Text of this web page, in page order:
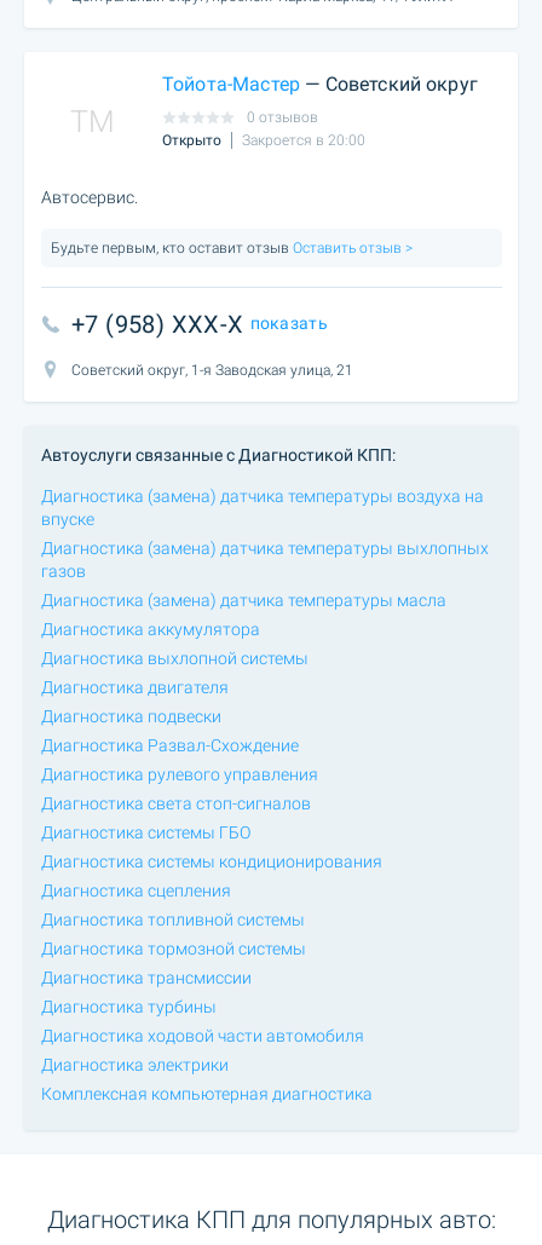
TM
Тойота-Мастер — Советский округ
0 отзывов
Открыто
Закроется в 20:00
Автосервис.
Будьте первым, кто оставит отзыв Оставить отзыв >
+7 (958) XXX-X показать
Советский округ, 1-я Заводская улица, 21
Автоуслуги связанные с Диагностикой КПП:
Диагностика (замена) датчика температуры воздуха на
впуске
Диагностика (замена) датчика температуры выхлопных
газов
Диагностика (замена) датчика температуры масла
Диагностика аккумулятора
Диагностика выхлопной системы
Диагностика двигателя
Диагностика подвески
Диагностика Развал-Схождение
Диагностика рулевого управления
Диагностика света стоп-сигналов
Диагностика системы ГБО
Диагностика системы кондиционирования
Диагностика сцепления
Диагностика топливной системы
Диагностика тормозной системы
Диагностика трансмиссии
Диагностика турбины
Диагностика ходовой части автомобиля
Диагностика электрики
Комплексная компьютерная диагностика
Диагностика КПП для популярных авто: